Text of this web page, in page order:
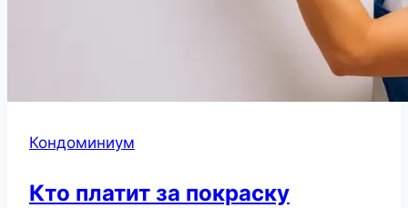
Кондоминиум
Кто платит за покраску